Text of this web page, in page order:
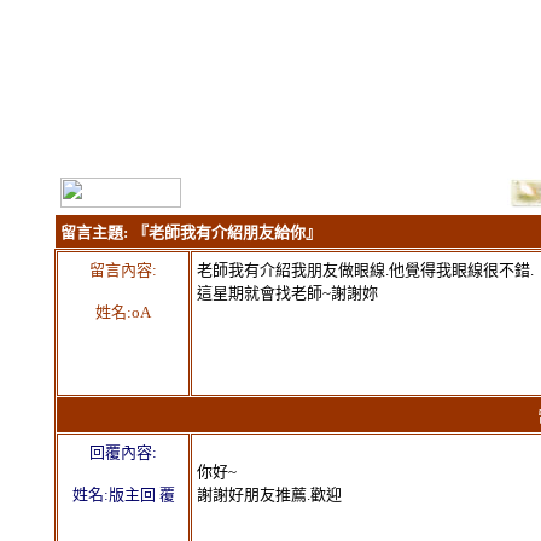
留言主題: 『老師我有介紹朋友給你』
留言內容:
姓名:oA
老師我有介紹我朋友做眼線.他覺得我眼線很不錯.
這星期就會找老師~謝謝妳
回覆內容:
姓名:版主回 覆
你好~
謝謝好朋友推薦.歡迎